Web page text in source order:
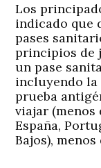
Los
indicado que
pases
principios de
un pase
incluyendo la
prueba
viajar (menos
España,
Bajos),